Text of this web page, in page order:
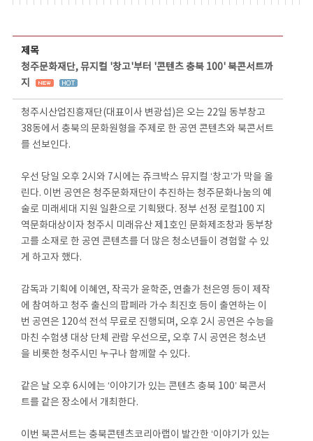
제목
청주문화재단, 뮤지컬 '창고'부터 '콘텐츠 충북 100' 북콘서트까
지
청주시산업진흥재단(대표이사 변광섭)은 오는 22일 동부창고
38동에서 충북의 문화원형을 주제로 한 공연 콘텐츠와 북콘서트
를 선보인다.
우선 당일 오후 2시와 7시에는 쥬크박스 뮤지컬 ‘창고’가 막을 올
린다. 이번 공연은 청주문화재단이 추진하는 청주문화나눔의 예
술로 미래세대 지원 일환으로 기획됐다. 정부 선정 로컬100 지
역문화대상이자 청주시 미래유산 제1호인 문화제조창과 동부창
고를 소재로 한 공연 콘텐츠를 더 많은 청소년들이 경험할 수 있
게 하고자 했다.
감독과 기획에 이혜연, 작곡가 윤학준, 연출가 천은영 등이 제작
에 참여하고 청주 출신의 팝페라 가수 최진호 등이 출연하는 이
번 공연은 120석 전석 무료로 진행되며, 오후 2시 공연은 수능을
마친 수험생 대상 단체 관람 우선으로, 오후 7시 공연은 청소년
을 비롯한 청주시민 누구나 함께할 수 있다.
같은 날 오후 6시에는 ‘이야기가 있는 콘텐츠 충북 100’ 북콘서
트를 같은 장소에서 개최한다.
이번 북콘서트는 충북콘텐츠코리아랩이 발간한 ‘이야기가 있는